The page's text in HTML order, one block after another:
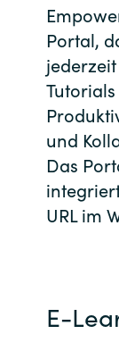
Kontakt
Karriere
Portal,
und
Das
URL im
E-